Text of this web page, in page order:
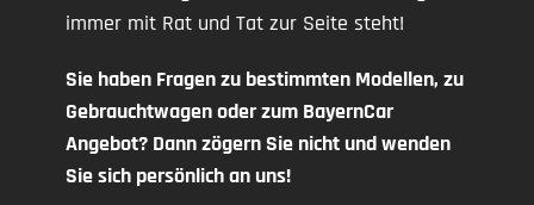
immer mit Rat und Tat zur Seite steht!
Sie haben Fragen zu bestimmten Modellen, zu
Gebrauchtwagen oder zum BayernCar
Angebot? Dann zögern Sie nicht und wenden
Sie sich persönlich an uns!